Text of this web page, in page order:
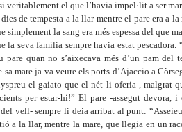
veritablement el que l’havia impel·lit a ser
de tempesta a la llar mentre el pare era a
simplement la sang era més espessa del que
la seva família sempre havia estat pescadora.
pare quan no s’aixecava més d’un pam del
sa mare ja va veure els ports d’Ajaccio a
el gaiato que el nét li oferia-, malgrat
per estar-hi!” El pare -assegut devora,
vell- sempre li deia arribat al punt:
a la llar, mentre la mare, que llegia en un